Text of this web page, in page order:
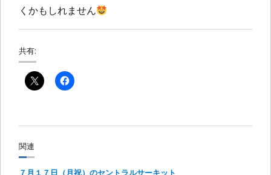
くかもしれません
共有:
関連
７月１７日（月祝）のセントラルサーキット